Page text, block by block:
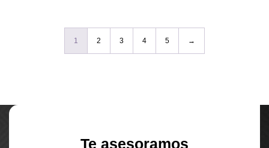
1 2 3 4 5 →
Te asesoramos